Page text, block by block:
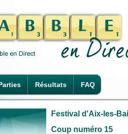
Résultats FAQ
Festival d'Aix-les-
Coup numéro 15